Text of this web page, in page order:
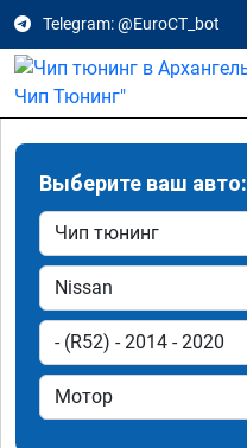
Telegram: @EuroCT_bot
Выберите ваш авто: